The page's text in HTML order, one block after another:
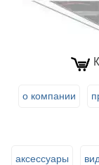
о компании
аксессуары